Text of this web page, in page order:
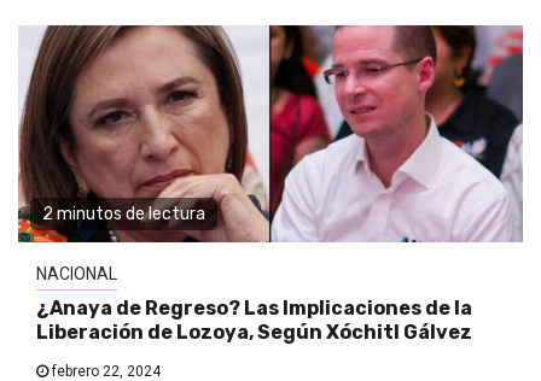
2 minutos de lectura
NACIONAL
¿Anaya de Regreso? Las Implicaciones de la
Liberación de Lozoya, Según Xóchitl Gálvez
febrero 22, 2024